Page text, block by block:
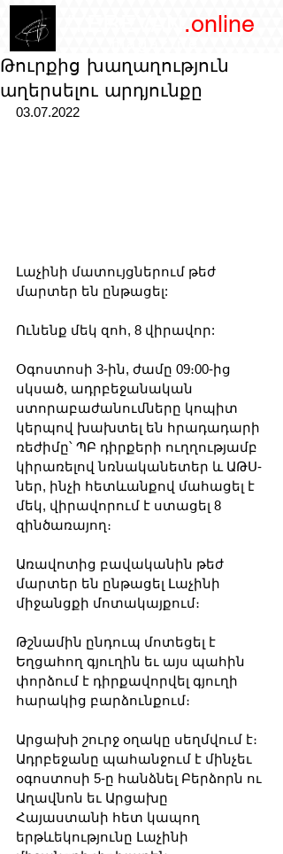
.online
Թուրքից խաղաղություն
աղերսելու արդյունքը
03.07.2022
Լաչինի մատույցներում թեժ
մարտեր են ընթացել:
Ունենք մեկ զոհ, 8 վիրավոր:
Օգոստոսի 3-ին, ժամը 09։00-ից
սկսած, ադրբեջանական
ստորաբաժանումները կոպիտ
կերպով խախտել են հրադադարի
ռեժիմը՝ ՊԲ դիրքերի ուղղությամբ
կիրառելով նռնականետեր և ԱԹՍ-
ներ, ինչի հետևանքով մահացել է
մեկ, վիրավորում է ստացել 8
զինծառայող։
Առավոտից բավականին թեժ
մարտեր են ընթացել Լաչինի
միջանցքի մոտակայքում։
Թշնամին ընդուպ մոտեցել է
Եղցահող գյուղին եւ այս պահին
փորձում է դիրքավորվել գյուղի
հարակից բարձունքում։
Արցախի շուրջ օղակը սեղմվում է։
Ադրբեջանը պահանջում է մինչեւ
օգոստոսի 5-ը հանձնել Բերձորն ու
Աղավնոն եւ Արցախը
Հայաստանի հետ կապող
երթևեկությունը Լաչինի